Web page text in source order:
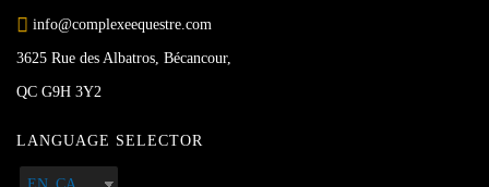
info@complexeequestre.com
3625 Rue des Albatros, Bécancour,
QC G9H 3Y2
LANGUAGE SELECTOR